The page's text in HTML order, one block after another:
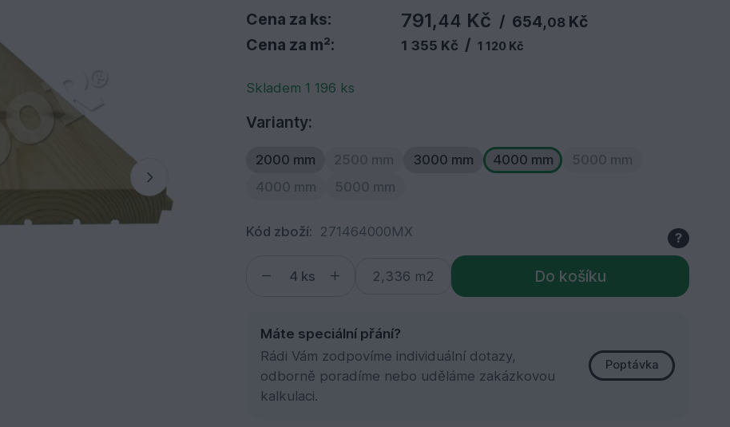
Cena za ks: 791,44 Kč / 654,08Kč
Cena za m²:
1 355 Kč / 1 120 Kč
Skladem 1 196 ks
Varianty:
2000 mm 2500 mm 3000 mm 4000 mm
5000 mm
4000 mm
5000 mm
Kód zboží: 271464000MX ?
ks Do košíku
Máte speciální přání?
Rádi Vám zodpovíme individuální dotazy,
odborně poradíme nebo uděláme zakázkovou
kalkulaci.
Poptávka